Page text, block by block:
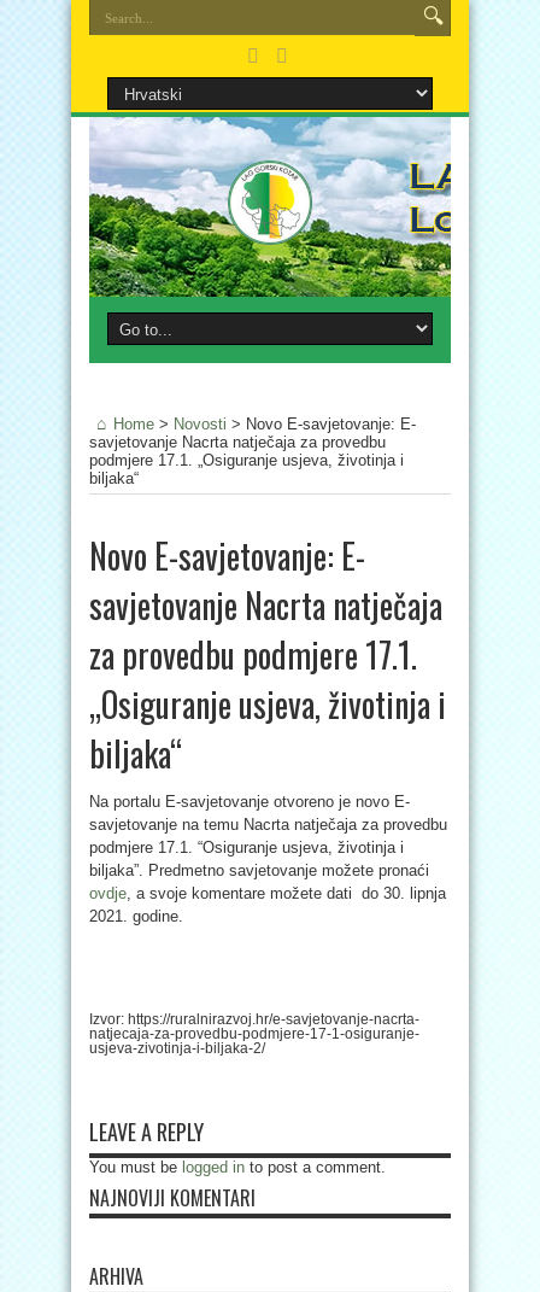
Home > Novosti > Novo E-savjetovanje: E-
savjetovanje Nacrta natječaja za provedbu
podmjere 17.1. „Osiguranje usjeva, životinja i
biljaka“
Novo E-savjetovanje: E-
savjetovanje Nacrta natječaja
za provedbu podmjere 17.1.
„Osiguranje usjeva, životinja i
biljaka“
Na portalu E-savjetovanje otvoreno je novo E-
savjetovanje na temu Nacrta natječaja za provedbu
podmjere 17.1. “Osiguranje usjeva, životinja i
biljaka”. Predmetno savjetovanje možete pronaći
ovdje, a svoje komentare možete dati do 30. lipnja
2021. godine.
Izvor: https://ruralnirazvoj.hr/e-savjetovanje-nacrta-
natjecaja-za-provedbu-podmjere-17-1-osiguranje-
usjeva-zivotinja-i-biljaka-2/
LEAVE A REPLY
You must be logged in to post a comment.
NAJNOVIJI KOMENTARI
ARHIVA